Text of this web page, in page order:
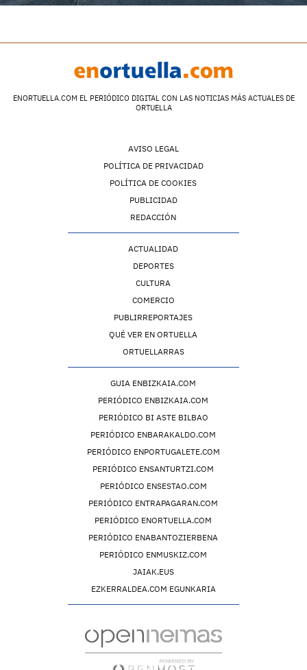
ENORTUELLA.COM EL PERIÓDICO DIGITAL CON LAS NOTICIAS MÁS ACTUALES DE
ORTUELLA
AVISO LEGAL
POLÍTICA DE PRIVACIDAD
POLÍTICA DE COOKIES
PUBLICIDAD
REDACCIÓN
ACTUALIDAD
DEPORTES
CULTURA
COMERCIO
PUBLIRREPORTAJES
QUÉ VER EN ORTUELLA
ORTUELLARRAS
GUIA ENBIZKAIA.COM
PERIÓDICO ENBIZKAIA.COM
PERIÓDICO BI ASTE BILBAO
PERIÓDICO ENBARAKALDO.COM
PERIÓDICO ENPORTUGALETE.COM
PERIÓDICO ENSANTURTZI.COM
PERIÓDICO ENSESTAO.COM
PERIÓDICO ENTRAPAGARAN.COM
PERIÓDICO ENORTUELLA.COM
PERIÓDICO ENABANTOZIERBENA
PERIÓDICO ENMUSKIZ.COM
JAIAK.EUS
EZKERRALDEA.COM EGUNKARIA